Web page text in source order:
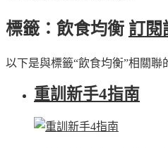
標籤：飲食均衡 訂閱
以下是與標籤“飲食均衡”相關聯
重訓新手4指南